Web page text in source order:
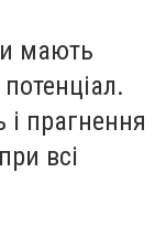
мають
і прагнення
всі